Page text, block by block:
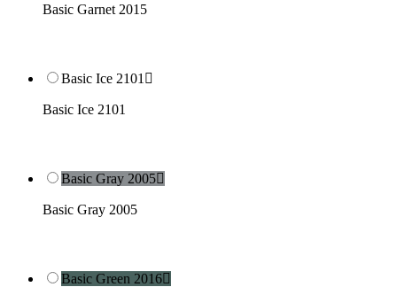
Basic Garnet 2015
Basic Ice 2101 
Basic Ice 2101
Basic Gray 2005
Basic Gray 2005
Basic Green 2016